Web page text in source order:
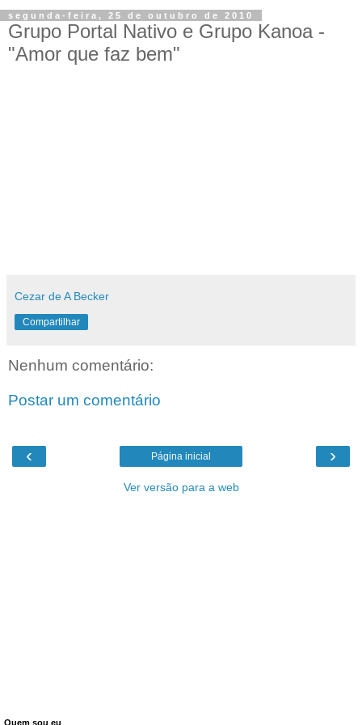
segunda-feira, 25 de outubro de 2010
Grupo Portal Nativo e Grupo Kanoa -
"Amor que faz bem"
Cezar de A Becker
Compartilhar
Nenhum comentário:
Postar um comentário
‹ ›
Página inicial
Ver versão para a web
Quem sou eu